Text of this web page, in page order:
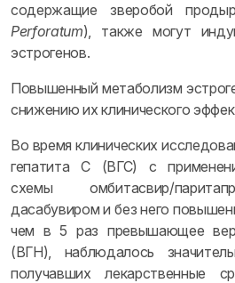
содержащие зверобой
Perforatum), также могут
эстрогенов.
Повышенный метаболизм
снижению их клинического
Во время клинических
гепатита С (ВГС) с
схемы омбитасвир/
дасабувиром и без него
чем в 5 раз превышающее
(ВГН), наблюдалось
получавших лекарственные